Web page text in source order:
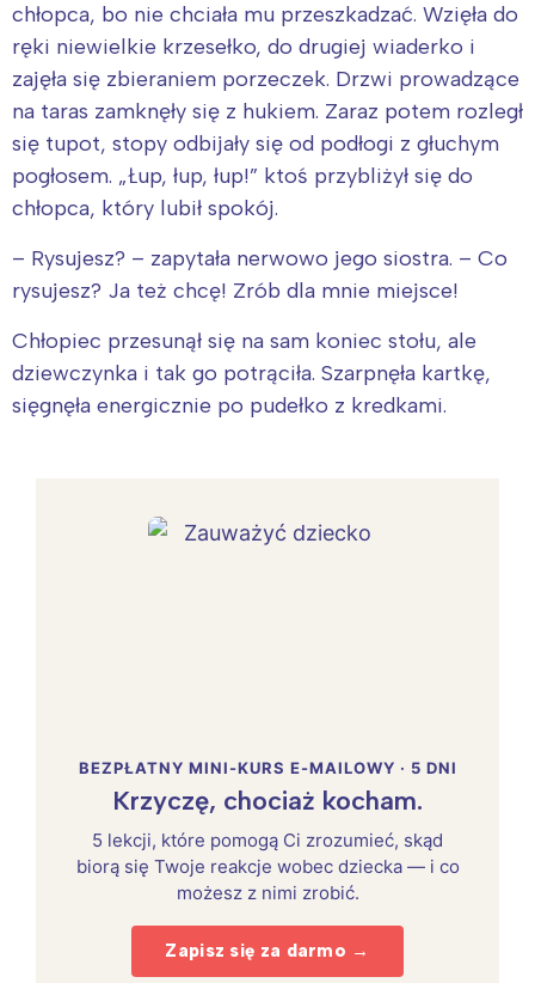
chłopca, bo nie chciała mu przeszkadzać. Wzięła do
ręki niewielkie krzesełko, do drugiej wiaderko i
zajęła się zbieraniem porzeczek. Drzwi prowadzące
na taras zamknęły się z hukiem. Zaraz potem rozległ
się tupot, stopy odbijały się od podłogi z głuchym
pogłosem. „Łup, łup, łup!” ktoś przybliżył się do
chłopca, który lubił spokój.
– Rysujesz? – zapytała nerwowo jego siostra. – Co
rysujesz? Ja też chcę! Zrób dla mnie miejsce!
Chłopiec przesunął się na sam koniec stołu, ale
dziewczynka i tak go potrąciła. Szarpnęła kartkę,
sięgnęła energicznie po pudełko z kredkami.
BEZPŁATNY MINI-KURS E-MAILOWY · 5 DNI
Krzyczę, chociaż kocham.
5 lekcji, które pomogą Ci zrozumieć, skąd
biorą się Twoje reakcje wobec dziecka — i co
możesz z nimi zrobić.
Zapisz się za darmo →